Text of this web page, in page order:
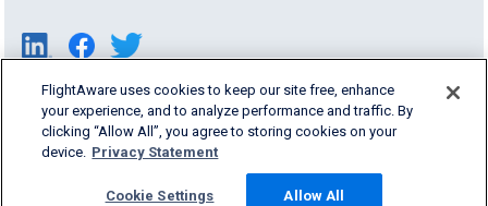
FlightAware uses cookies to keep our site free, enhance
your experience, and to analyze performance and traffic. By
clicking “Allow All”, you agree to storing cookies on your
device. Privacy Statement
Cookie Settings Allow All